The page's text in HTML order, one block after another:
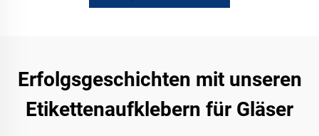
Erfolgsgeschichten mit unseren
Etikettenaufklebern für Gläser